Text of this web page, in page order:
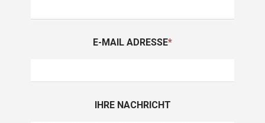
E-MAIL ADRESSE*
IHRE NACHRICHT